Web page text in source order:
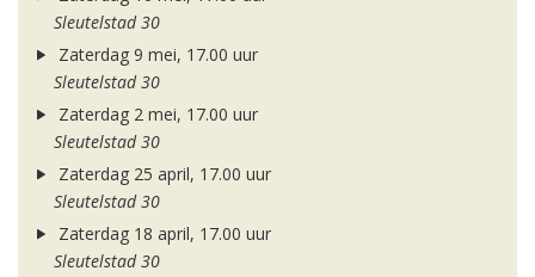
Sleutelstad 30
Zaterdag 9 mei, 17.00 uur
Sleutelstad 30
Zaterdag 2 mei, 17.00 uur
Sleutelstad 30
Zaterdag 25 april, 17.00 uur
Sleutelstad 30
Zaterdag 18 april, 17.00 uur
Sleutelstad 30